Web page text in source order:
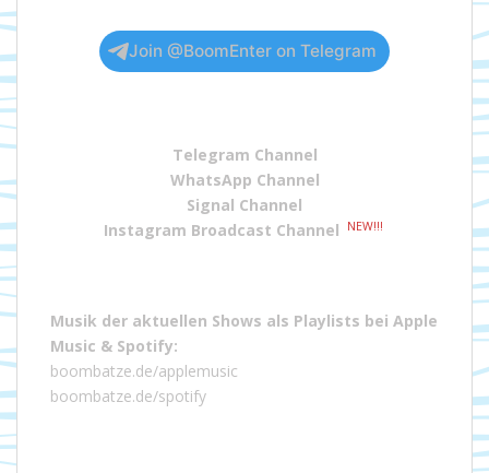
Join @BoomEnter on Telegram
Telegram Channel
WhatsApp Channel
Signal Channel
Instagram Broadcast Channel
NEW!!!
Musik der aktuellen Shows als Playlists bei Apple
Music & Spotify:
boombatze.de/applemusic
boombatze.de/spotify